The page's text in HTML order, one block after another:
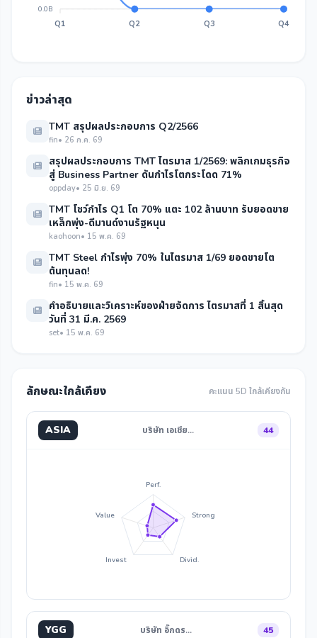
0.0B
Q1 Q2 Q3 Q4
ข่าวล่าสุด
TMT สรุปผลประกอบการ Q2/2566
fin• 26 ก.ค. 69
สรุปผลประกอบการ TMT ไตรมาส 1/2569: พลิกเกมธุรกิจ
สู่ Business Partner ดันกำไรโตกระโดด 71%
oppday• 25 มิ.ย. 69
TMT โชว์กำไร Q1 โต 70% แตะ 102 ล้านบาท รับยอดขาย
เหล็กพุ่ง-ดีมานด์งานรัฐหนุน
kaohoon• 15 พ.ค. 69
TMT Steel กำไรพุ่ง 70% ในไตรมาส 1/69 ยอดขายโต
ต้นทุนลด!
fin• 15 พ.ค. 69
คำอธิบายและวิเคราะห์ของฝ่ายจัดการ ไตรมาสที่ 1 สิ้นสุด
วันที่ 31 มี.ค. 2569
set• 15 พ.ค. 69
ลักษณะใกล้เคียง คะแนน 5D ใกล้เคียงกัน
ASIA บริษัท เอเชีย… 44
Perf.
Strong
Divid.
Invest
Value
YGG บริษัท อิ๊กดร… 45